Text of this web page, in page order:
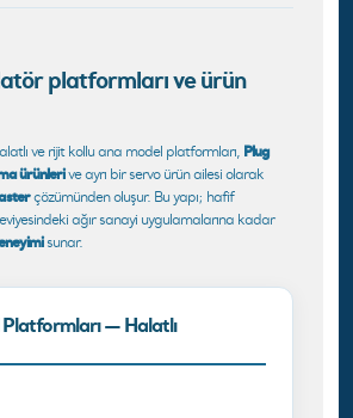
platformları ve ürün
ve rijit kollu ana model platformları, Plug
ürünlerive ayrı bir servo ürün ailesi olarak
çözümünden oluşur. Bu yapı; hafif
ağır sanayi uygulamalarına kadar
sunar.
— Halatlı